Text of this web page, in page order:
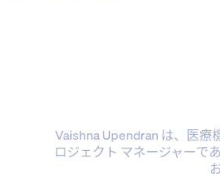
Vaishna Upendran は、医療
ロジェクト マネージャーで